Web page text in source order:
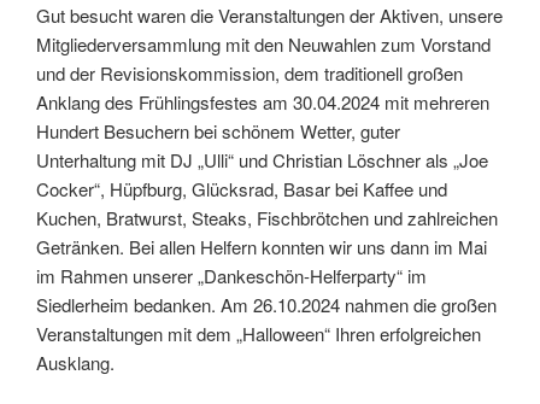
Gut besucht waren die Veranstaltungen der Aktiven, unsere
Mitgliederversammlung mit den Neuwahlen zum Vorstand
und der Revisionskommission, dem traditionell großen
Anklang des Frühlingsfestes am 30.04.2024 mit mehreren
Hundert Besuchern bei schönem Wetter, guter
Unterhaltung mit DJ „Ulli“ und Christian Löschner als „Joe
Cocker“, Hüpfburg, Glücksrad, Basar bei Kaffee und
Kuchen, Bratwurst, Steaks, Fischbrötchen und zahlreichen
Getränken. Bei allen Helfern konnten wir uns dann im Mai
im Rahmen unserer „Dankeschön-Helferparty“ im
Siedlerheim bedanken. Am 26.10.2024 nahmen die großen
Veranstaltungen mit dem „Halloween“ Ihren erfolgreichen
Ausklang.